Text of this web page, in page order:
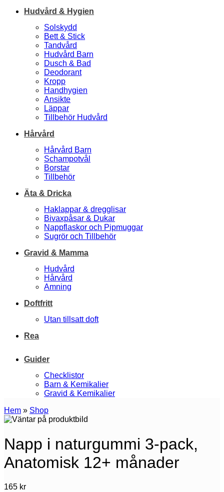
Hudvård & Hygien
Solskydd
Bett & Stick
Tandvård
Hudvård Barn
Dusch & Bad
Deodorant
Kropp
Handhygien
Ansikte
Läppar
Tillbehör Hudvård
Hårvård
Hårvård Barn
Schampotvål
Borstar
Tillbehör
Äta & Dricka
Haklappar & dregglisar
Bivaxpåsar & Dukar
Nappflaskor och Pipmuggar
Sugrör och Tillbehör
Gravid & Mamma
Hudvård
Hårvård
Amning
Doftfritt
Utan tillsatt doft
Rea
Guider
Checklistor
Barn & Kemikalier
Gravid & Kemikalier
Hem » Shop
Napp i naturgummi 3-pack,
Anatomisk 12+ månader
165 kr